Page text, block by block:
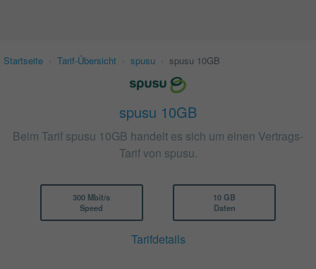
Startseite Tarif-Übersicht spusu spusu 10GB
spusu 10GB
Beim Tarif spusu 10GB handelt es sich um einen Vertrags-
Tarif von spusu.
300 Mbit/s
Speed
10 GB
Daten
Tarifdetails